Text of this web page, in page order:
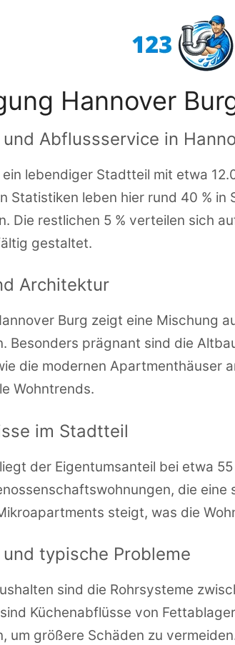
Hannover
Abflussservice in
lebendiger Stadtteil mit etwa
Statistiken leben hier rund 40 %
Die restlichen 5 % verteilen sich
gestaltet.
Architektur
Burg zeigt eine Mischung
Besonders prägnant sind die
die modernen Apartmenthäuser
Wohntrends.
im Stadtteil
der Eigentumsanteil bei etwa
die
steigt, was die
typische Probleme
sind die Rohrsysteme
Küchenabflüsse von
um größere Schäden zu